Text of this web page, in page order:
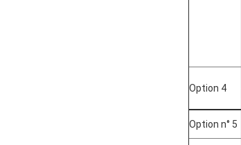
Option 4
Option n° 5